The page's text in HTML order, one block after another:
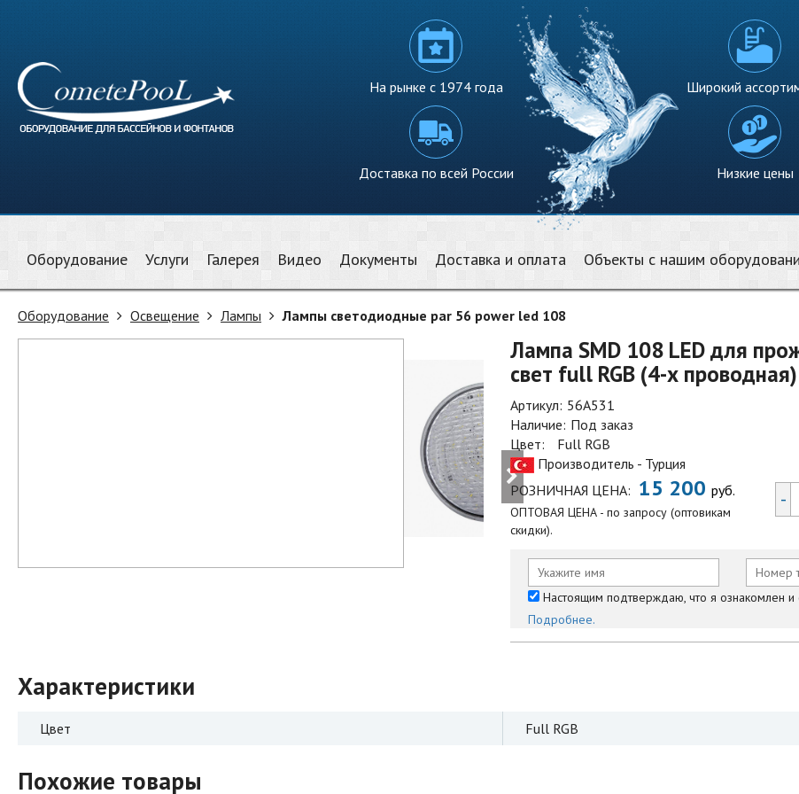
На рынке с 1974 года Широкий
Доставка по всей России Низкие цены
Оборудование Услуги Галерея Видео Документы Доставка и оплата Объекты с нашим
Оборудование Освещение Лампы Лампы светодиодные par 56 power led 108
Лампа SMD 108 LED для
свет full RGB (4-х проводная)
Артикул: 56A531
Наличие: Под заказ
Цвет:
Full RGB
Производитель - Турция
РОЗНИЧНАЯ ЦЕНА: 15 200 руб.
ОПТОВАЯ ЦЕНА - по запросу (оптовикам
скидки).
-
Настоящим подтверждаю, что я ознакомлен и
Подробнее.
Характеристики
Цвет Full RGB
Похожие товары